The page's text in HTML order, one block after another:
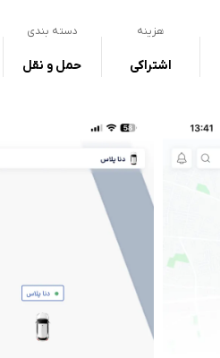
هزینه
اشتراکی
دسته بندی
حمل و نقل